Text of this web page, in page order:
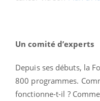
Un comité d’experts
Depuis ses débuts, la
800 programmes.
fonctionne-t-il ?